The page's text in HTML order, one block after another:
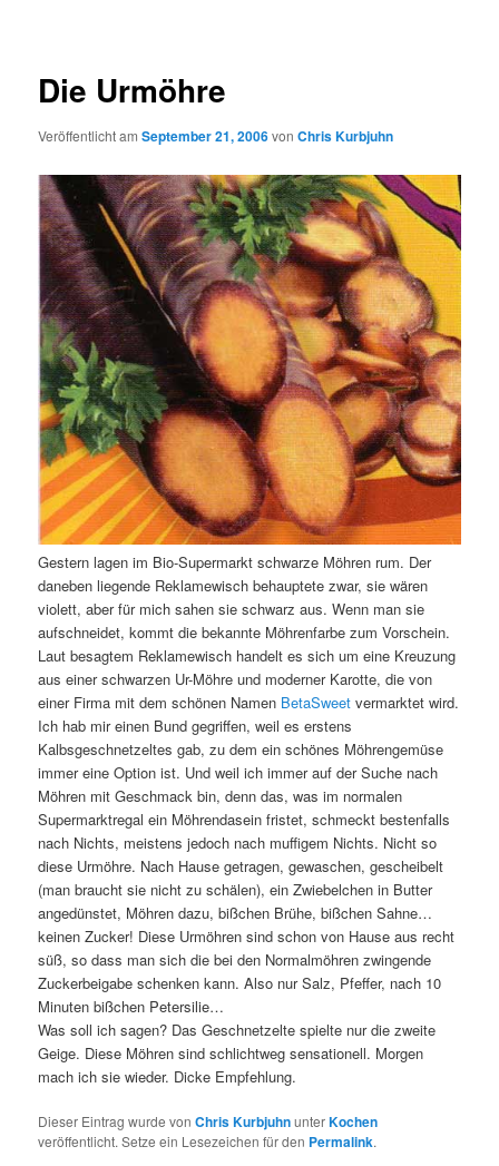
Die Urmöhre
Veröffentlicht amSeptember 21, 2006vonChris Kurbjuhn
Gestern lagen im Bio-Supermarkt schwarze Möhren rum. Der
daneben liegende Reklamewisch behauptete zwar, sie wären
violett, aber für mich sahen sie schwarz aus. Wenn man sie
aufschneidet, kommt die bekannte Möhrenfarbe zum Vorschein.
Laut besagtem Reklamewisch handelt es sich um eine Kreuzung
aus einer schwarzen Ur-Möhre und moderner Karotte, die von
einer Firma mit dem schönen Namen BetaSweet vermarktet wird.
Ich hab mir einen Bund gegriffen, weil es erstens
Kalbsgeschnetzeltes gab, zu dem ein schönes Möhrengemüse
immer eine Option ist. Und weil ich immer auf der Suche nach
Möhren mit Geschmack bin, denn das, was im normalen
Supermarktregal ein Möhrendasein fristet, schmeckt bestenfalls
nach Nichts, meistens jedoch nach muffigem Nichts. Nicht so
diese Urmöhre. Nach Hause getragen, gewaschen, gescheibelt
(man braucht sie nicht zu schälen), ein Zwiebelchen in Butter
angedünstet, Möhren dazu, bißchen Brühe, bißchen Sahne…
keinen Zucker! Diese Urmöhren sind schon von Hause aus recht
süß, so dass man sich die bei den Normalmöhren zwingende
Zuckerbeigabe schenken kann. Also nur Salz, Pfeffer, nach 10
Minuten bißchen Petersilie…
Was soll ich sagen? Das Geschnetzelte spielte nur die zweite
Geige. Diese Möhren sind schlichtweg sensationell. Morgen
mach ich sie wieder. Dicke Empfehlung.
Dieser Eintrag wurde vonChris KurbjuhnunterKochen
veröffentlicht. Setze ein Lesezeichen für den Permalink.